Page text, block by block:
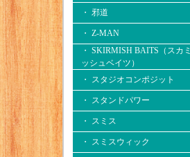
・ 邪道
・ Z-MAN
・ SKIRMISH BAITS（スカミ
ッシュベイツ）
・ スタジオコンポジット
・ スタンドパワー
・ スミス
・ スミスウィック